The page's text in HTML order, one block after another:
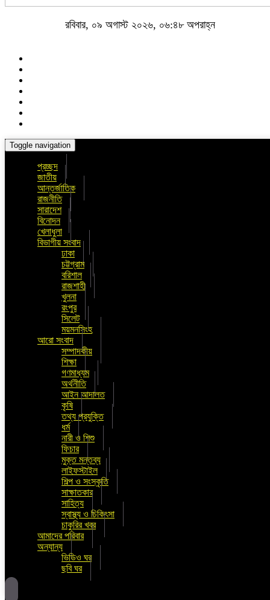
রবিবার, ০৯ অগাস্ট ২০২৬, ০৬:৪৮ অপরাহ্ন
Toggle navigation
প্রচ্ছদ
জাতীয়
আন্তর্জাতিক
রাজনীতি
সারাদেশ
বিনোদন
খেলাধুলা
বিভাগীয় সংবাদ
ঢাকা
চট্টগ্রাম
বরিশাল
রাজশাহী
খুলনা
রংপুর
সিলেট
ময়মনসিংহ
আরো সংবাদ
সম্পাদকীয়
শিক্ষা
গণমাধ্যম
অর্থনীতি
আইন আদালত
কৃষি
তথ্য প্রযুক্তি
ধর্ম
নারী ও শিশু
ফিচার
মুক্ত মন্তব্য
লাইফস্টাইল
শিল্প ও সংস্কৃতি
সাক্ষাতকার
সাহিত্য
স্বাস্থ্য ও চিকিৎসা
চাকুরির খবর
আমাদের পরিবার
অন্যান্য
ভিডিও ঘর
ছবি ঘর